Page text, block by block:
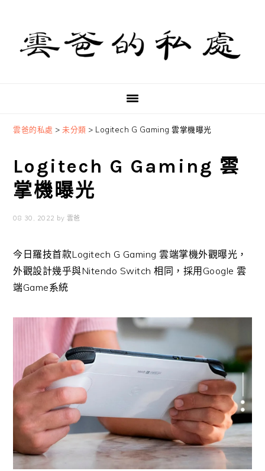
primary
navigation
content
primary
sidebar
雲爸的私處 >未分類 > Logitech G Gaming 雲掌機曝光
Logitech G Gaming 雲
掌機曝光
08 30, 2022 by 雲爸
今日羅技首款Logitech G Gaming 雲端掌機外觀曝光，
外觀設計幾乎與Nitendo Switch 相同，採用Google 雲
端Game系統